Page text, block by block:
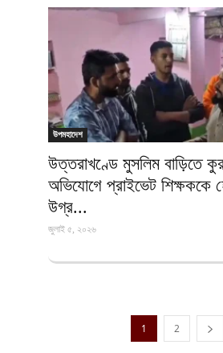
উপমহাদেশ
উত্তরাখণ্ডে মুসলিম বাড়িতে
অভিযোগে প্রাইভেট শিক্ষককে
উগ্র...
জুলাই ৫, ২০২৬
1 2